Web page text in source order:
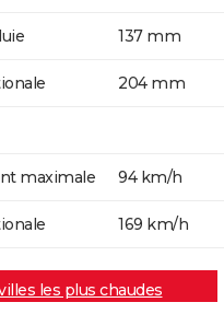
137 mm
204 mm
maximale 94 km/h
169 km/h
les plus chaudes